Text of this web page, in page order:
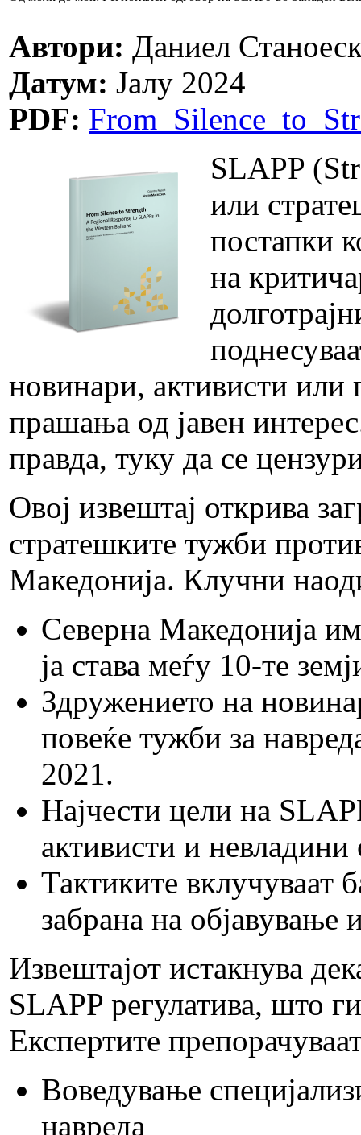
Автори: Даниел
Датум: Јалу 2024
PDF:
SLAPP
или
постапки
на
новинари, активисти или
прашања од јавен
правда, туку да се
Овој извештај открива
стратешките тужби
Македонија. Клучни
Северна Македонија
ја става меѓу 10-те
Здружението на
повеќе тужби за
2021.
Најчести цели на
активисти и невладини
Тактиките вклучуваат
забрана на објавување
Извештајот истакнува
SLAPP регулатива, што
Експертите
Воведување
навреда